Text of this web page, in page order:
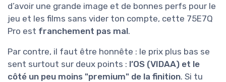
d’avoir une grande image et de bonnes perfs pour le
jeu et les films sans vider ton compte, cette 75E7Q
Pro est franchement pas mal.
Par contre, il faut être honnête : le prix plus bas se
sent surtout sur deux points : l’OS (VIDAA) et le
côté un peu moins "premium" de la finition. Si tu